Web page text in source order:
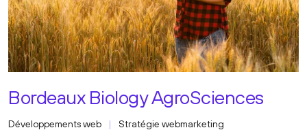
Bordeaux Biology AgroSciences
Développements web Stratégie webmarketing